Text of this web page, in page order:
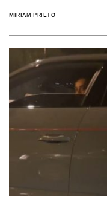
MIRIAM PRIETO